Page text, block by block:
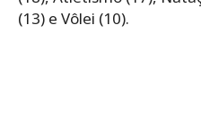
(13) e Vôlei (10).